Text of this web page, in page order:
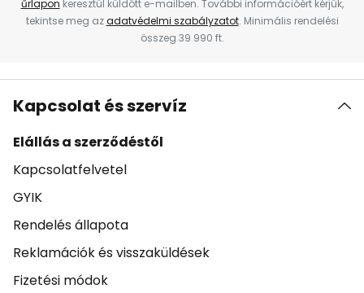
űrlapon keresztül küldött e-mailben. További információért kérjük,
tekintse meg azadatvédelmi szabályzatot. Minimális rendelési
összeg 39 990 ft.
Kapcsolat és szervíz
Elállás a szerződéstől
Kapcsolatfelvetel
GYIK
Rendelés állapota
Reklamációk és visszaküldések
Fizetési módok